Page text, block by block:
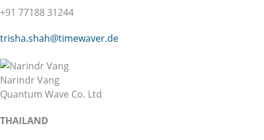
+91 77188 31244
trisha.shah@timewaver.de
Narindr Vang
Quantum Wave Co. Ltd
THAILAND